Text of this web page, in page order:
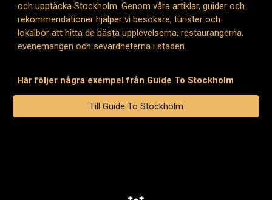
och upptäcka Stockholm. Genom våra artiklar, guider och
rekommendationer hjälper vi besökare, turister och
lokalbor att hitta de bästa upplevelserna, restaurangerna,
evenemangen och sevärdheterna i staden.
Här följer några exempel från Guide To Stockholm
Till Guide To Stockholm